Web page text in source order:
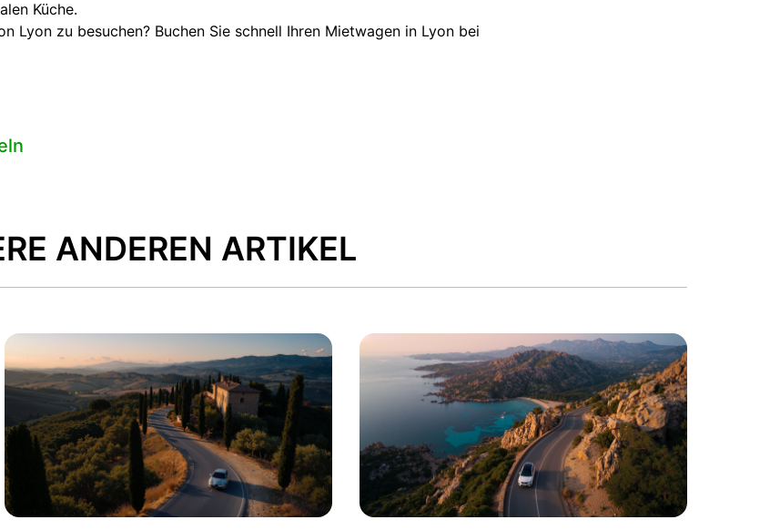
Küche.
Lyon zu besuchen? Buchen Sie schnell Ihren Mietwagen in Lyon bei
ANDEREN ARTIKEL